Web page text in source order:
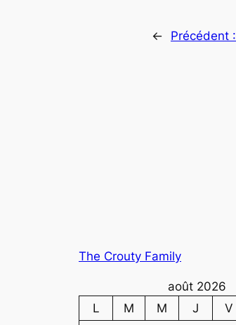
← Précédent :
The Crouty Family
août 2026
L
M M J V